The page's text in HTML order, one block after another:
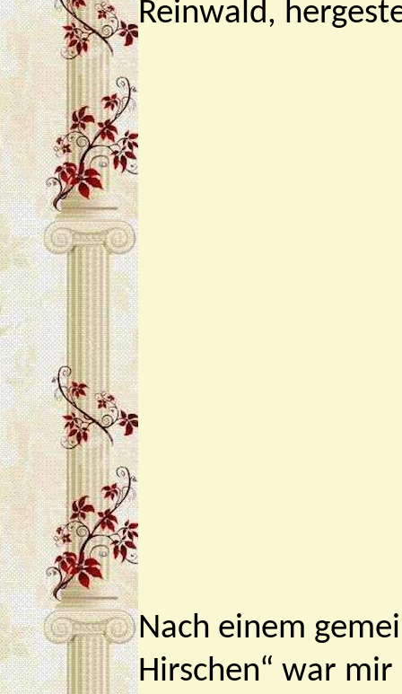
Reinwald,
Nach einem
Hirschen“ war